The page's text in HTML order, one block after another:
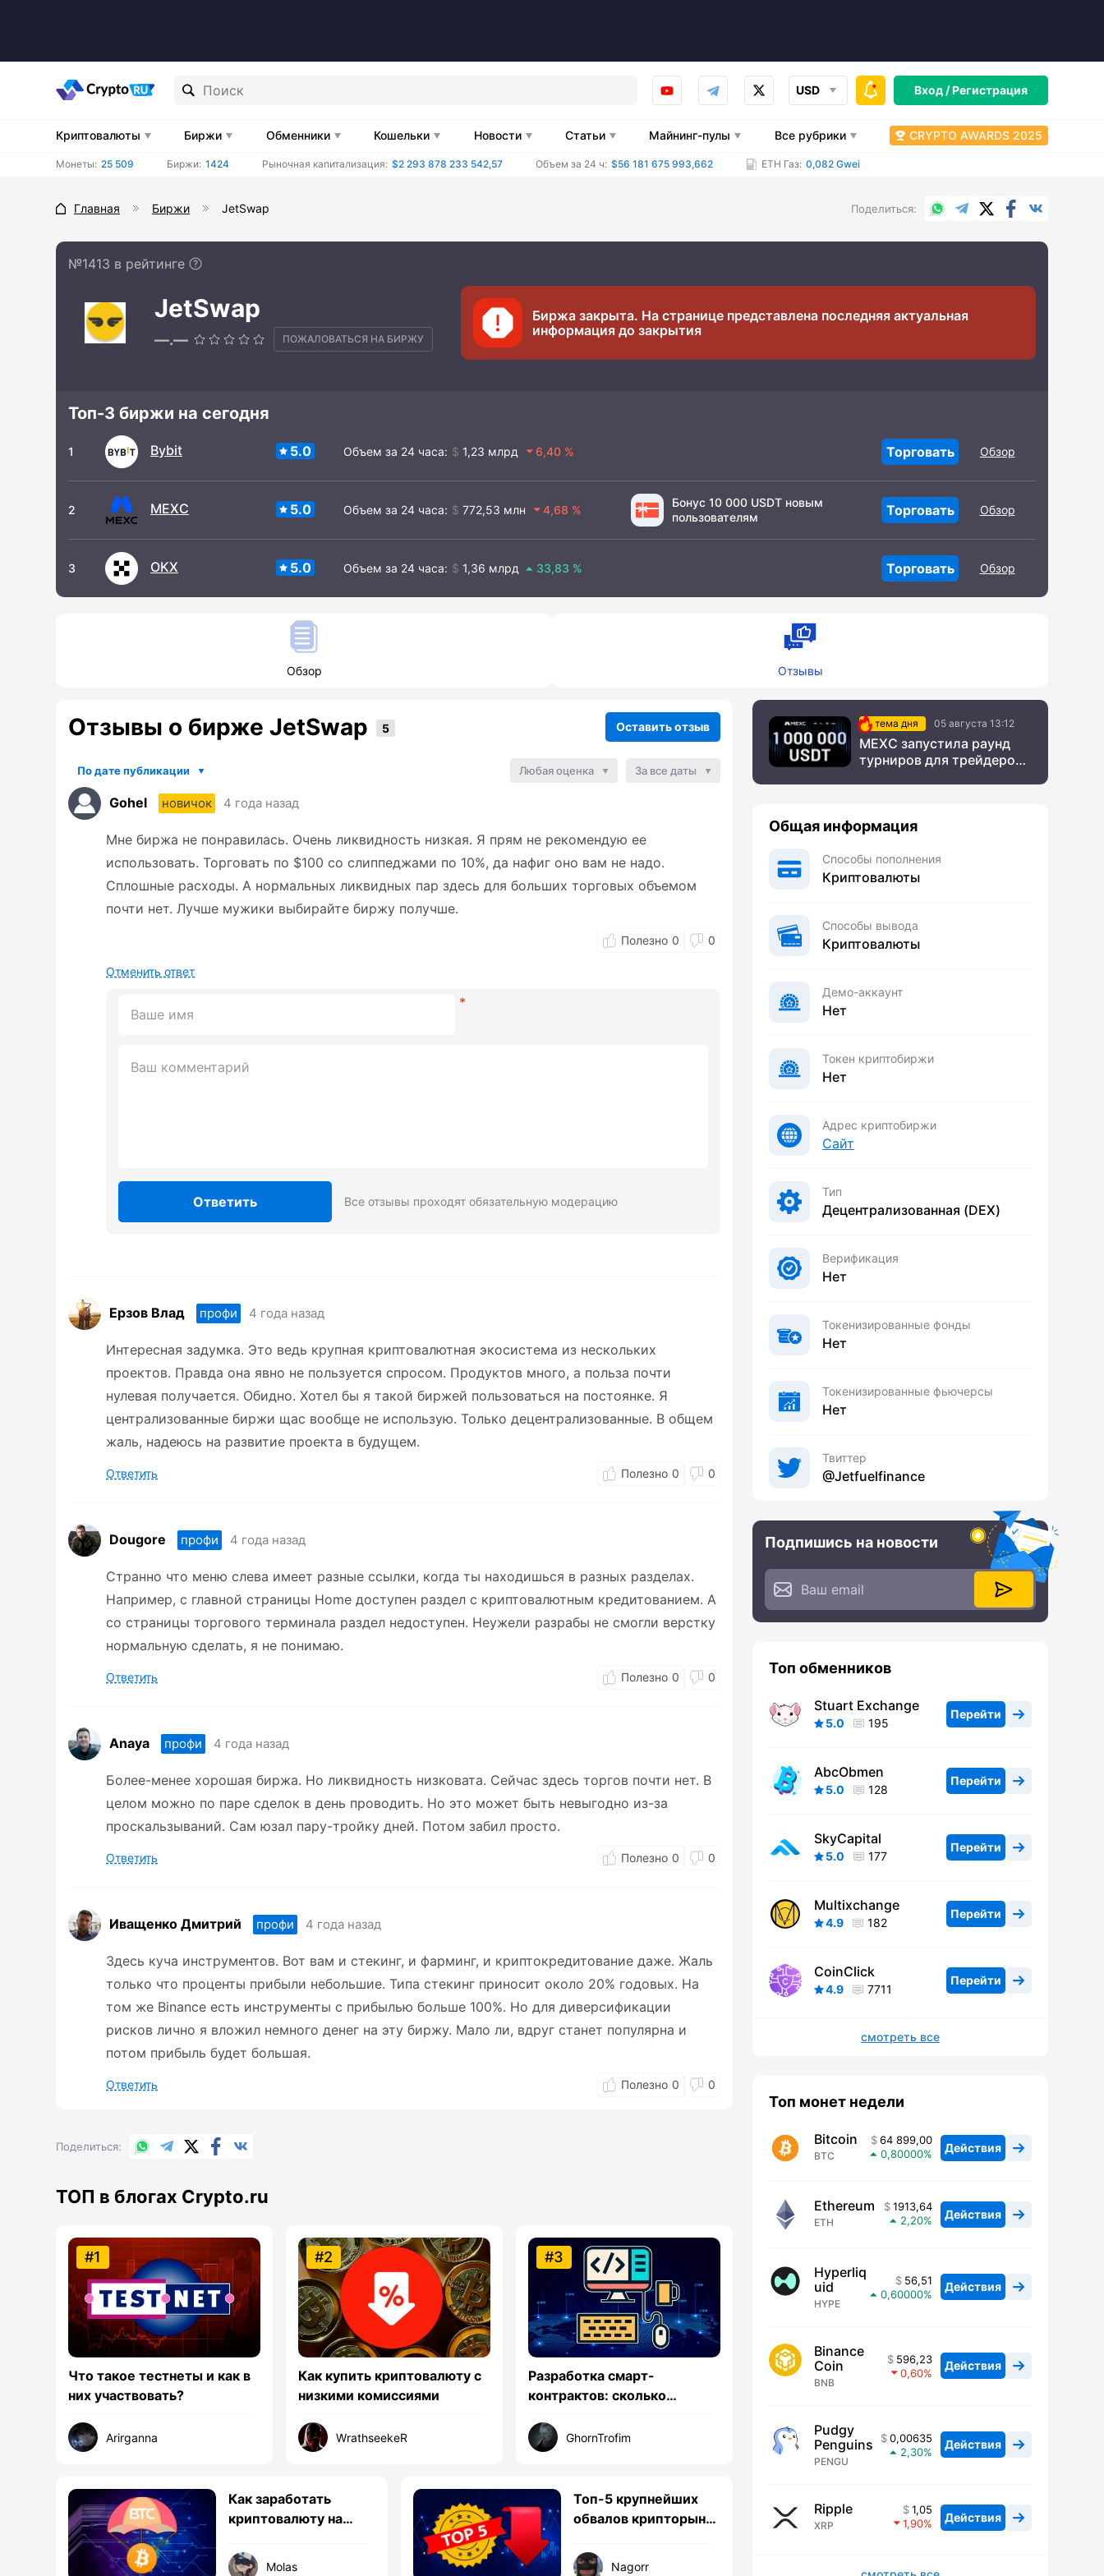
USD Вход /Регистрация
Криптовалюты Биржи Обменники Кошельки Новости Статьи Майнинг-пулы Все рубрики CRYPTO AWARDS 2025
Монеты: 25 509 Биржи: 1424 Рыночная капитализация: $2 293 878 233 542,57 Объем за 24 ч: $56 181 675 993,662 ETH Газ: 0,082 Gwei
Главная Биржи JetSwap Поделиться WhatsApp
TelegramX.comFacebook
№1413 в рейтинге
JetSwap
—.— ПОЖАЛОВАТЬСЯ НА БИРЖУ
Биржа закрыта. На странице представлена последняя актуальная
информация до закрытия
Топ-3 биржи на сегодня
1 Bybit 5.0 Объем за 24 часа 1,23 млрд 6,40 Торговать Обзор
2 MEXC 5.0 Объем за 24 часа 772,53 млн 4,68
Бонус 10 000 USDT новым
пользователям
Торговать Обзор
3 OKX 5.0 Объем за 24 часа 1,36 млрд 33,83 Торговать Обзор
Обзор Отзывы
Отзывы о бирже JetSwap Оставить отзыв
По дате публикации Любая оценка За все даты
Gohel новичок 4 года назад
Мне биржа не понравилась. Очень ликвидность низкая. Я прям не рекомендую ее
использовать. Торговать по $100 со слиппеджами по 10%, да нафиг оно вам не надо.
Сплошные расходы. А нормальных ликвидных пар здесь для больших торговых объемом
почти нет. Лучше мужики выбирайте биржу получше.
Отменить ответ
Ответить Все отзывы проходят обязательную модерацию
0 0
Ерзов Влад профи 4 года назад
Интересная задумка. Это ведь крупная криптовалютная экосистема из нескольких
проектов. Правда она явно не пользуется спросом. Продуктов много, а польза почти
нулевая получается. Обидно. Хотел бы я такой биржей пользоваться на постоянке. Я
централизованные биржи щас вообще не использую. Только децентрализованные. В общем
жаль, надеюсь на развитие проекта в будущем.
Ответить 0 0
Dougore профи 4 года назад
Странно что меню слева имеет разные ссылки, когда ты находишься в разных разделах.
Например, с главной страницы Home доступен раздел с криптовалютным кредитованием. А
со страницы торгового терминала раздел недоступен. Неужели разрабы не смогли верстку
нормальную сделать, я не понимаю.
Ответить 0 0
Anaya профи 4 года назад
Более-менее хорошая биржа. Но ликвидность низковата. Сейчас здесь торгов почти нет. В
целом можно по паре сделок в день проводить. Но это может быть невыгодно из-за
проскальзываний. Сам юзал пару-тройку дней. Потом забил просто.
Ответить 0 0
Иващенко Дмитрий профи 4 года назад
Здесь куча инструментов. Вот вам и стекинг, и фарминг, и криптокредитование даже. Жаль
только что проценты прибыли небольшие. Типа стекинг приносит около 20% годовых. На
том же Binance есть инструменты с прибылью больше 100%. Но для диверсификации
рисков лично я вложил немного денег на эту биржу. Мало ли, вдруг станет популярна и
потом прибыль будет большая.
Ответить 0 0
Поделиться WhatsApp
TelegramX.comFacebook
ТОП в блогах Crypto.ru
#1
Что такое тестнеты и как в
них участвовать?
Arirganna
#2
Как купить криптовалюту с
низкими комиссиями
WrathseekeR
#3
Разработка смарт-
контрактов: сколько
блокчейнеGhornTrofim
Как заработать
криптовалюту на
опыт
Molas
Топ-5 крупнейших
обвалов крипторынка
Nagorr
тема дня 05 августа 13:12
MEXC запустила раунд
турниров для трейдеров
Общая информация
Способы пополнения
Криптовалюты
Способы вывода
Криптовалюты
Демо-аккаунт
Нет
Токен криптобиржи
Нет
Адрес криптобиржи
Сайт
Тип
Децентрализованная (DEX)
Верификация
Нет
Токенизированные фонды
Нет
Токенизированные фьючерсы
Нет
Твиттер
@Jetfuelfinance
Подпишись на новости
Топ обменников
Stuart Exchange
5.0 195
Перейти
AbcObmen
5.0 128
Перейти
SkyCapital
5.0 177
Перейти
Multixchange
4.9 182
Перейти
CoinClick
4.9 7711
Перейти
смотреть все
Топ монет недели
Bitcoin
BTC
64 899,00
0,80000
Действия
Ethereum
ETH
1913,64
2,20
Действия
Hyperliq
uid
HYPE
56,51
0,60000
Действия
Binance
Coin
BNB
596,23
0,60
Действия
Pudgy
Penguins
PENGU
0,00635
2,30
Действия
Ripple
XRP
1,05
1,90
Действия